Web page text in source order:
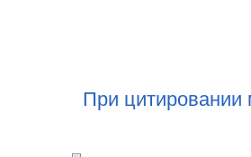
При цитировании